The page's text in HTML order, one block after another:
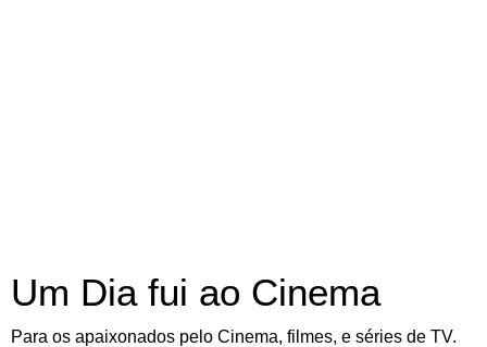
Um Dia fui ao Cinema
Para os apaixonados pelo Cinema, filmes, e séries de TV.